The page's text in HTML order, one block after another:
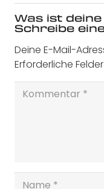
Was ist
Schreibe
Deine E-Mail-
Erforderliche